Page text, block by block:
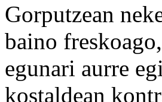
Gorputzean
baino
egunari aurre
kostaldean